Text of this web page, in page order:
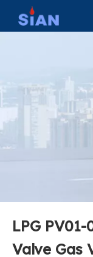
LPG
Valve Gas